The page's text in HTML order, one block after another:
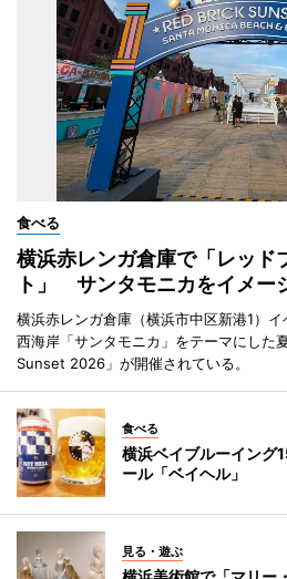
食べる
横浜赤レンガ倉庫で「レッド
ト」 サンタモニカをイメ
横浜赤レンガ倉庫（横浜市中区新港1）
西海岸「サンタモニカ」をテーマにした
Sunset 2026」が開催されている。
食べる
横浜ベイブルーイン
ール「ベイヘル」
見る・遊ぶ